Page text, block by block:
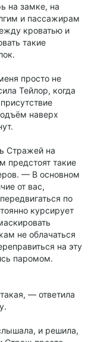
на замке, на
и пассажирам
кроватью и
такие
просто не
Тейлор, когда
наверх
Стражей на
предстоят такие
— В основном
от вас,
по
курсирует
не облачаться
на эту
паромом.
— ответила
и решила,